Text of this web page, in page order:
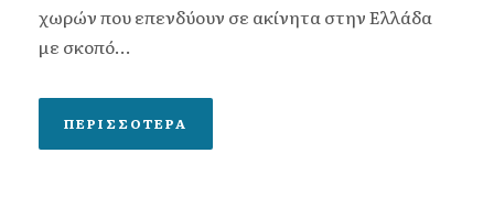
χωρών που επενδύουν σε ακίνητα στην Ελλάδα
με σκοπό...
ΠΕΡΙΣΣΌΤΕΡΑ